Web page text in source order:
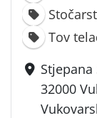
Tov
Stjepana
32000